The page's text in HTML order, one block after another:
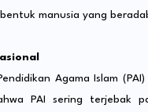
manusia yang
Agama Islam
PAI sering terjebak